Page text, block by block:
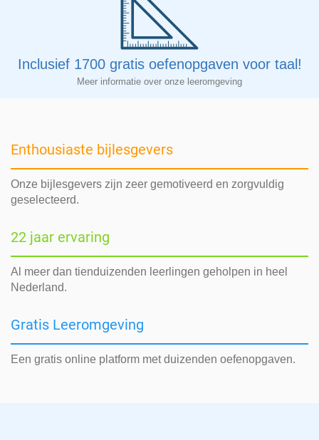
Inclusief 1700 gratis oefenopgaven voor taal!
Meer informatie over onze leeromgeving
Enthousiaste bijlesgevers
Onze bijlesgevers zijn zeer gemotiveerd en zorgvuldig
geselecteerd.
22 jaar ervaring
Al meer dan tienduizenden leerlingen geholpen in heel
Nederland.
Gratis Leeromgeving
Een gratis online platform met duizenden oefenopgaven.